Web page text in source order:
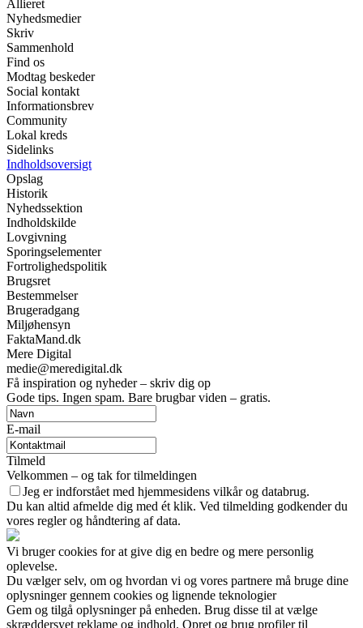
Allieret
Nyhedsmedier
Skriv
Sammenhold
Find os
Modtag beskeder
Social kontakt
Informationsbrev
Community
Lokal kreds
Sidelinks
Indholdsoversigt
Opslag
Historik
Nyhedssektion
Indholdskilde
Lovgivning
Sporingselementer
Fortrolighedspolitik
Brugsret
Bestemmelser
Brugeradgang
Miljøhensyn
FaktaMand.dk
Mere Digital
medie@meredigital.dk
Få inspiration og nyheder – skriv dig op
Gode tips. Ingen spam. Bare brugbar viden – gratis.
E-mail
Tilmeld
Velkommen – og tak for tilmeldingen
Jeg er indforstået med hjemmesidens vilkår og databrug.
Du kan altid afmelde dig med ét klik. Ved tilmelding godkender du
vores regler og håndtering af data.
Vi bruger cookies for at give dig en bedre og mere personlig
oplevelse.
Du vælger selv, om og hvordan vi og vores partnere må bruge dine
oplysninger gennem cookies og lignende teknologier
Gem og tilgå oplysninger på enheden. Brug disse til at vælge
skræddersyet reklame og indhold. Opret og brug profiler til